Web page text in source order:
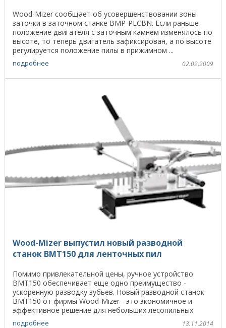
Wood-Mizer сообщает об усовершенствовании зоны
заточки в заточном станке BMP-PLCBN. Если раньше
положение двигателя с заточным камнем изменялось по
высоте, то теперь двигатель зафиксирован, а по высоте
регулируется положение пилы в прижимном ...
подробнее 02.02.2009
Wood-Mizer выпустил новый разводной
станок BMT150 для ленточных пил
Помимо привлекательной цены, ручное устройство
BMT150 обеспечивает еще одно преимущество -
ускоренную разводку зубьев. Новый разводной станок
BMT150 от фирмы Wood-Mizer - это экономичное и
эффективное решение для небольших лесопильных
цехов и ...
подробнее 13.11.2014